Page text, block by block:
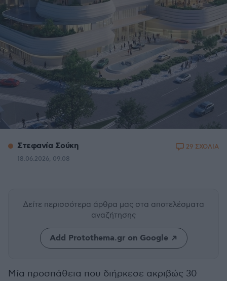
Στεφανία Σούκη
18.06.2026, 09:08
29 ΣΧΟΛΙΑ
Δείτε περισσότερα άρθρα μας στα αποτελέσματα
αναζήτησης
Add Protothema.gr on Google
Μία προσπάθεια που διήρκεσε ακριβώς 30